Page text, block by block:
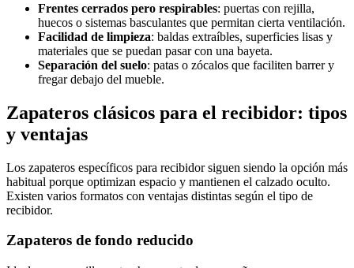
Frentes cerrados pero respirables: puertas con rejilla,
huecos o sistemas basculantes que permitan cierta ventilación.
Facilidad de limpieza: baldas extraíbles, superficies lisas y
materiales que se puedan pasar con una bayeta.
Separación del suelo: patas o zócalos que faciliten barrer y
fregar debajo del mueble.
Zapateros clásicos para el recibidor: tipos
y ventajas
Los zapateros específicos para recibidor siguen siendo la opción más
habitual porque optimizan espacio y mantienen el calzado oculto.
Existen varios formatos con ventajas distintas según el tipo de
recibidor.
Zapateros de fondo reducido